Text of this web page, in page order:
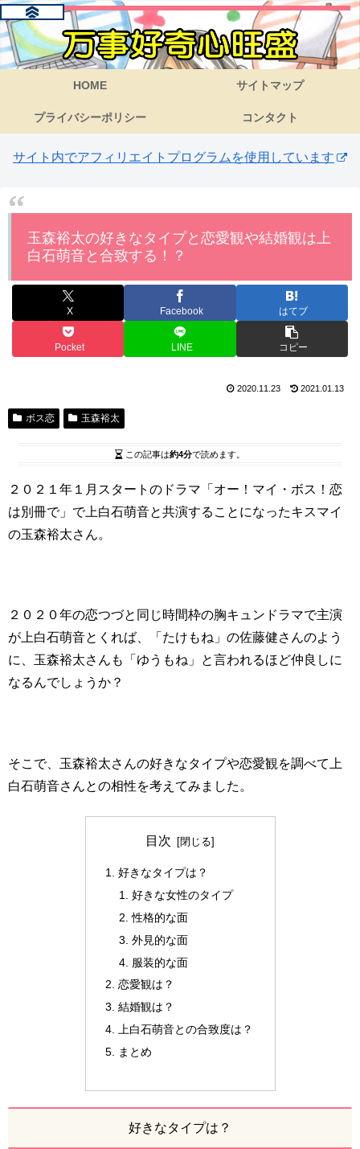
HOME サイトマップ
プライバシーポリシー コンタクト
サイト内でアフィリエイトプログラムを使用しています
玉森裕太の好きなタイプと恋愛観や結婚観は上
白石萌音と合致する！？
X Facebook はてブ
Pocket LINE コピー
2020.11.23 2021.01.13
ボス恋 玉森裕太
この記事は約4分で読めます。
２０２１年１月スタートのドラマ「オー！マイ・ボス！恋
は別冊で」で上白石萌音と共演することになったキスマイ
の玉森裕太さん。
２０２０年の恋つづと同じ時間枠の胸キュンドラマで主演
が上白石萌音とくれば、「たけもね」の佐藤健さんのよう
に、玉森裕太さんも「ゆうもね」と言われるほど仲良しに
なるんでしょうか？
そこで、玉森裕太さんの好きなタイプや恋愛観を調べて上
白石萌音さんとの相性を考えてみました。
目次
好きなタイプは？
好きな女性のタイプ
性格的な面
外見的な面
服装的な面
恋愛観は？
結婚観は？
上白石萌音との合致度は？
まとめ
好きなタイプは？